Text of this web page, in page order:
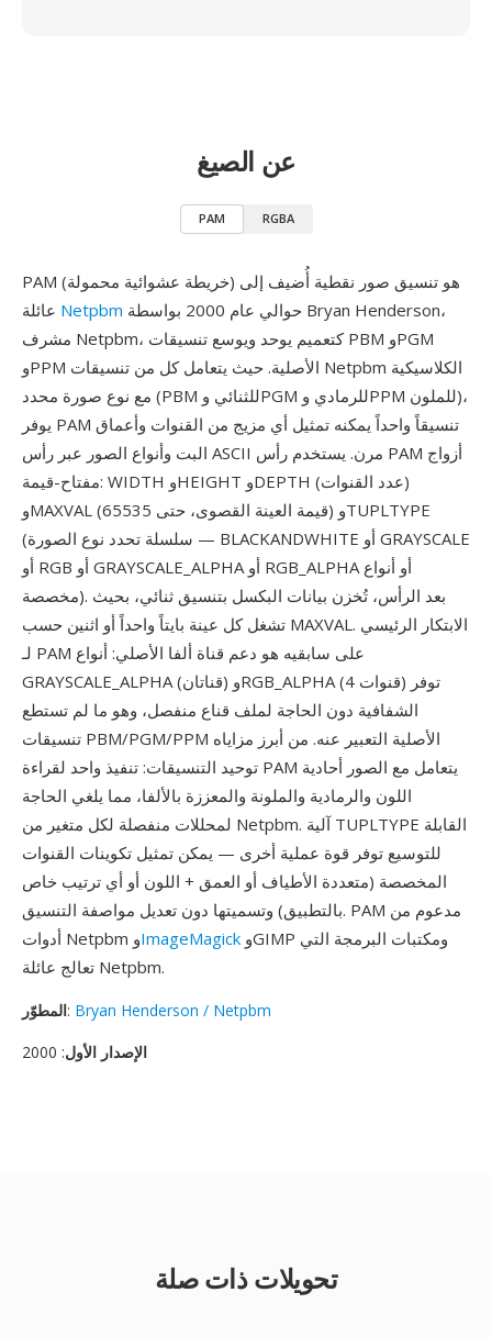
عن الصيغ
PAM RGBA
PAM (خريطة عشوائية محمولة) هو تنسيق صور نقطية أُضيف إلى
Netpbm
مشرف Netpbm، كتعميم يوحد ويوسع تنسيقات PBM وPGM
وPPM الأصلية. حيث يتعامل كل من تنسيقات Netpbm الكلاسيكية
مع نوع صورة محدد (PBM للثنائي وPGM للرمادي وPPM للملون)،
يوفر PAM تنسيقاً واحداً يمكنه تمثيل أي مزيج من القنوات وأعماق
البت وأنواع الصور عبر رأس ASCII مرن. يستخدم رأس PAM أزواج
مفتاح-قيمة: WIDTH وHEIGHT وDEPTH (عدد القنوات)
وMAXVAL (قيمة العينة القصوى، حتى 65535) وTUPLTYPE
(سلسلة تحدد نوع الصورة — BLACKANDWHITE أو GRAYSCALE
أو RGB أو GRAYSCALE_ALPHA أو RGB_ALPHA أو أنواع
مخصصة). بعد الرأس، تُخزن بيانات البكسل بتنسيق ثنائي، بحيث
تشغل كل عينة بايتاً واحداً أو اثنين حسب MAXVAL. الابتكار الرئيسي
لـ PAM على سابقيه هو دعم قناة ألفا الأصلي: أنواع
GRAYSCALE_ALPHA (قناتان) وRGB_ALPHA (4 قنوات) توفر
الشفافية دون الحاجة لملف قناع منفصل، وهو ما لم تستطع
تنسيقات PBM/PGM/PPM الأصلية التعبير عنه. من أبرز مزاياه
توحيد التنسيقات: تنفيذ واحد لقراءة PAM يتعامل مع الصور أحادية
اللون والرمادية والملونة والمعززة بالألفا، مما يلغي الحاجة
لمحللات منفصلة لكل متغير من Netpbm. آلية TUPLTYPE القابلة
للتوسيع توفر قوة عملية أخرى — يمكن تمثيل تكوينات القنوات
المخصصة (متعددة الأطياف أو العمق + اللون أو أي ترتيب خاص
بالتطبيق) وتسميتها دون تعديل مواصفة التنسيق. PAM مدعوم من
أدوات Netpbm وImageMagick
تعالج عائلة Netpbm.
المطوّر: Bryan Henderson / Netpbm
الإصدار الأول: 2000
تحويلات ذات صلة